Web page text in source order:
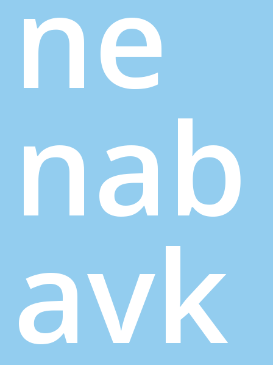
ne
nab
avk